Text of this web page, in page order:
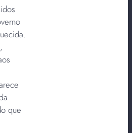
que